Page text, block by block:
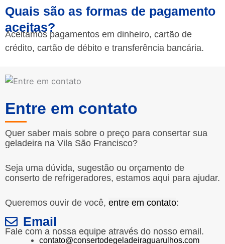
Quais são as formas de pagamento
aceitas?
Aceitamos pagamentos em dinheiro, cartão de
crédito, cartão de débito e transferência bancária.
Entre em contato
Quer saber mais sobre o preço para consertar sua
geladeira na Vila São Francisco?
Seja uma dúvida, sugestão ou orçamento de
conserto de refrigeradores, estamos aqui para ajudar.
Queremos ouvir de você, entre em contato:
Email
Fale com a nossa equipe através do nosso email.
contato@consertodegeladeiraguarulhos.com